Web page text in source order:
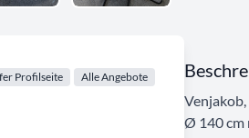
Profilseite Alle Angebote
Ø 140 cm